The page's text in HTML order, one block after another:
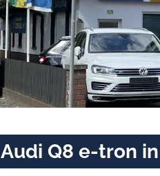
Audi Q8 e-tron